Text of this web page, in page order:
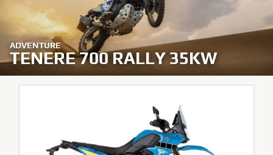
ADVENTURE
TENERE 700 RALLY 35KW